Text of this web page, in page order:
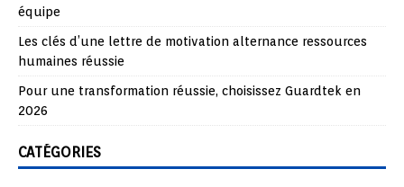
équipe
Les clés d’une lettre de motivation alternance ressources
humaines réussie
Pour une transformation réussie, choisissez Guardtek en
2026
CATÉGORIES